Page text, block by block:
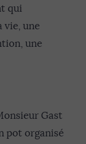
qui
vie, une
une
Gast
pot organisé